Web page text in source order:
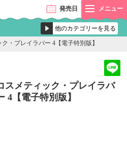
発売日 メニュー
・プレイラバー 4【電子特別版】
スメティック・プレイラバ
4【電子特別版】